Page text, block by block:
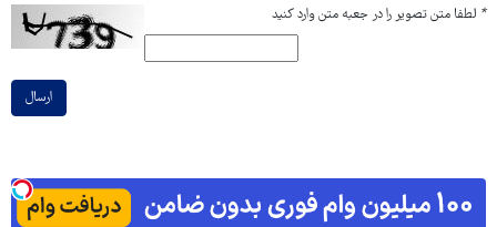
* لطفا متن تصویر را در جعبه متن وارد کنید
ارسال